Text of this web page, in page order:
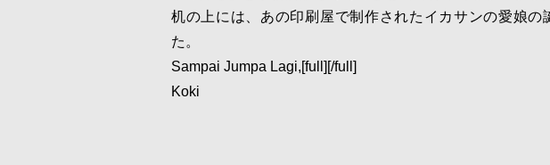
机の上には、あの印刷屋で制作されたイカサンの愛娘の
た。
Sampai Jumpa Lagi,[full][/full]
Koki